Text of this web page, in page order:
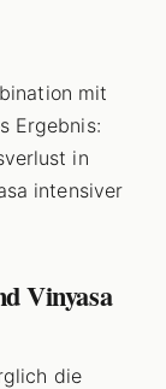
mit
Ergebnis:
in
intensiver
Vinyasa
die